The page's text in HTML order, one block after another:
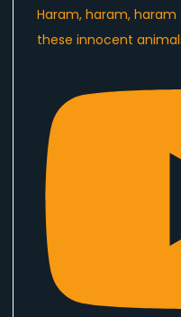
Haram, haram,
these innocent